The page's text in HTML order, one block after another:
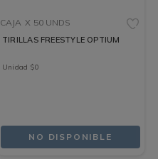
CAJA X 50 UNDS
TIRILLAS FREESTYLE OPTIUM
Unidad $0
NO DISPONIBLE